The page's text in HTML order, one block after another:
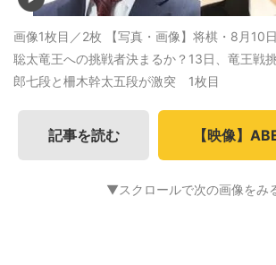
画像1枚目／2枚 【写真・画像】将棋・8月10
聡太竜王への挑戦者決まるか？13日、竜王戦
郎七段と柵木幹太五段が激突 1枚目
記事を読む 【映像】
▼スクロールで次の画像をみ